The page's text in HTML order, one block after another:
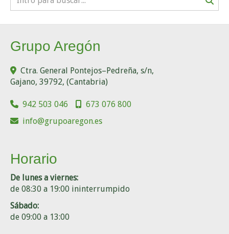
Grupo Aregón
Ctra. General Pontejos–Pedreña, s/n,
Gajano, 39792, (Cantabria)
942 503 046
673 076 800
info
grupoaregon.es
Horario
De lunes a viernes:
de 08:30 a 19:00 ininterrumpido
Sábado:
de 09:00 a 13:00